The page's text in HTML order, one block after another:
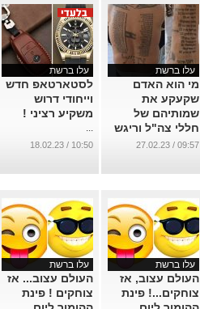
עלו ברשת
מי הוא האדם
שקעקע את
שמותיהם של
חללי צה"ל וריגש
את המדינה?
09:57 / 27.02.23
עלו ברשת
לסטארטאפ חדש
וייחודי דרוש
משקיע רציני !
...
10:50 / 18.02.23
עלו ברשת
העולם עצוב, אז
צוחקים...! פינת
עלו ברשת
העולם עצוב... אז
צוחקים ! פינת